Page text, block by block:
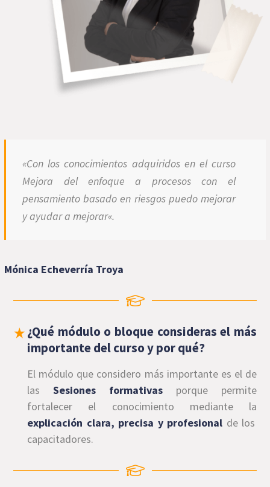
«Con los conocimientos adquiridos en el curso
Mejora del enfoque a procesos con el
pensamiento basado en riesgos puedo mejorar
y ayudar a mejorar«.
Mónica Echeverría Troya
¿Qué módulo o bloque consideras el más
importante del curso y por qué?
El módulo que considero más importante es el de
lasSesiones formativas porque permite
fortalecer el conocimiento mediante la
explicación clara, precisa y profesional de los
capacitadores.